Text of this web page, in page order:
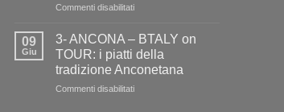
TOUR:
piatti
della
tradizione
Aostana
Commenti disabilitatisu
ANDRIA
BTALY
on
TOUR:
09
Giu
3- ANCONA – BTALY on
TOUR: i piatti della
tradizione Anconetana
Commenti disabilitatisu